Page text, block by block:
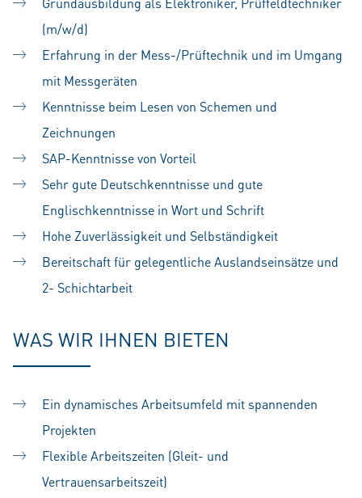
(m/w/d)
Erfahrung in der Mess-/Prüftechnik und im Umgang
mit Messgeräten
Kenntnisse beim Lesen von Schemen und
Zeichnungen
SAP-Kenntnisse von Vorteil
Sehr gute Deutschkenntnisse und gute
Englischkenntnisse in Wort und Schrift
Hohe Zuverlässigkeit und Selbständigkeit
Bereitschaft für gelegentliche Auslandseinsätze und
2- Schichtarbeit
WAS WIR IHNEN BIETEN
Ein dynamisches Arbeitsumfeld mit spannenden
Projekten
Flexible Arbeitszeiten (Gleit- und
Vertrauensarbeitszeit)